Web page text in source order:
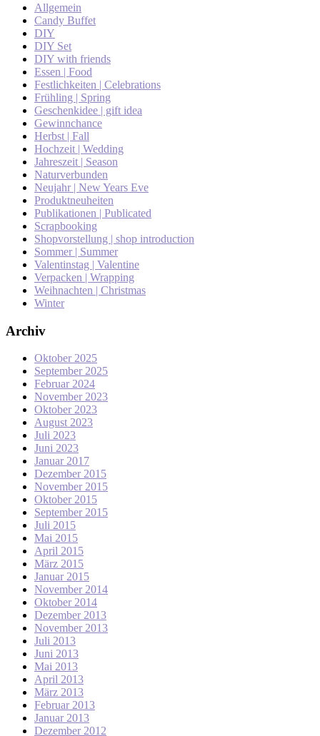
Allgemein
Candy Buffet
DIY
DIY Set
DIY with friends
Essen | Food
Festlichkeiten | Celebrations
Frühling | Spring
Geschenkidee | gift idea
Gewinnchance
Herbst | Fall
Hochzeit | Wedding
Jahreszeit | Season
Naturverbunden
Neujahr | New Years Eve
Produktneuheiten
Publikationen | Publicated
Scrapbooking
Shopvorstellung | shop introduction
Sommer | Summer
Valentinstag | Valentine
Verpacken | Wrapping
Weihnachten | Christmas
Winter
Archiv
Oktober 2025
September 2025
Februar 2024
November 2023
Oktober 2023
August 2023
Juli 2023
Juni 2023
Januar 2017
Dezember 2015
November 2015
Oktober 2015
September 2015
Juli 2015
Mai 2015
April 2015
März 2015
Januar 2015
November 2014
Oktober 2014
Dezember 2013
November 2013
Juli 2013
Juni 2013
Mai 2013
April 2013
März 2013
Februar 2013
Januar 2013
Dezember 2012